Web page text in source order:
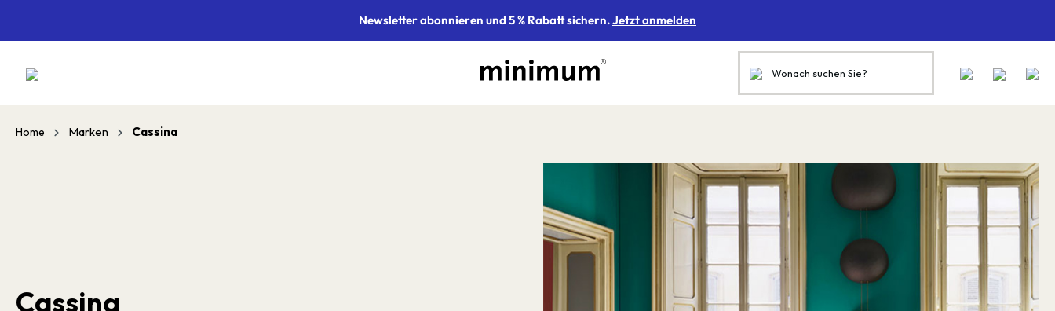
Newsletter abonnieren und 5 % Rabatt sichern.Jetzt anmelden
Home Marken Cassina
Cassina